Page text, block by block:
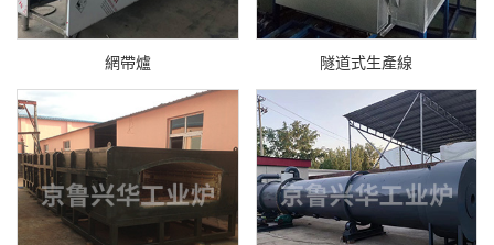
網帶爐 隧道式生產線